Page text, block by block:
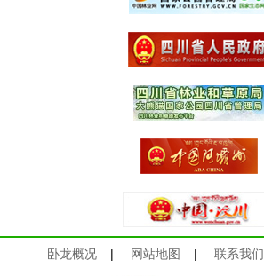
卧龙概况 | 网站地图 | 联系我们